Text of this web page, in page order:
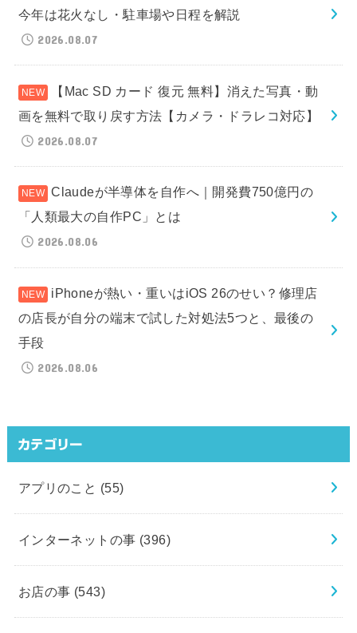
今年は花火なし・駐車場や日程を解説
2026.08.07
【Mac SD カード 復元 無料】消えた写真・動
画を無料で取り戻す方法【カメラ・ドラレコ対応】
2026.08.07
Claudeが半導体を自作へ｜開発費750億円の
「人類最大の自作PC」とは
2026.08.06
iPhoneが熱い・重いはiOS 26のせい？修理店
の店長が自分の端末で試した対処法5つと、最後の
手段
2026.08.06
カテゴリー
アプリのこと (55)
インターネットの事 (396)
お店の事 (543)